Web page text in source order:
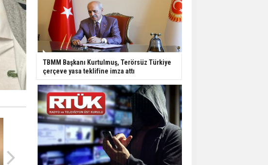
TBMM Başkanı Kurtulmuş, Terörsüz Türkiye
çerçeve yasa teklifine imza attı